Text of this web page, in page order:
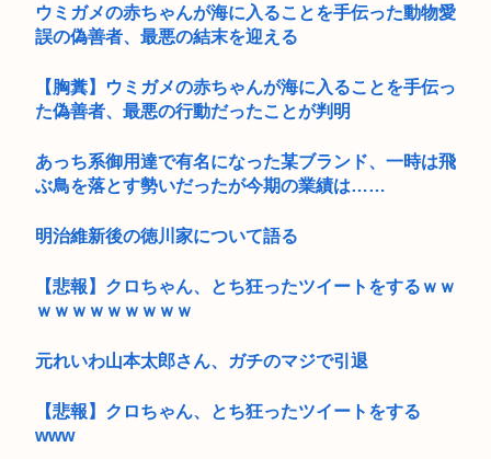
ウミガメの赤ちゃんが海に入ることを手伝った動物愛
誤の偽善者、最悪の結末を迎える
【胸糞】ウミガメの赤ちゃんが海に入ることを手伝っ
た偽善者、最悪の行動だったことが判明
あっち系御用達で有名になった某ブランド、一時は飛
ぶ鳥を落とす勢いだったが今期の業績は……
明治維新後の徳川家について語る
【悲報】クロちゃん、とち狂ったツイートをするｗｗ
ｗｗｗｗｗｗｗｗｗ
元れいわ山本太郎さん、ガチのマジで引退
【悲報】クロちゃん、とち狂ったツイートをする
www